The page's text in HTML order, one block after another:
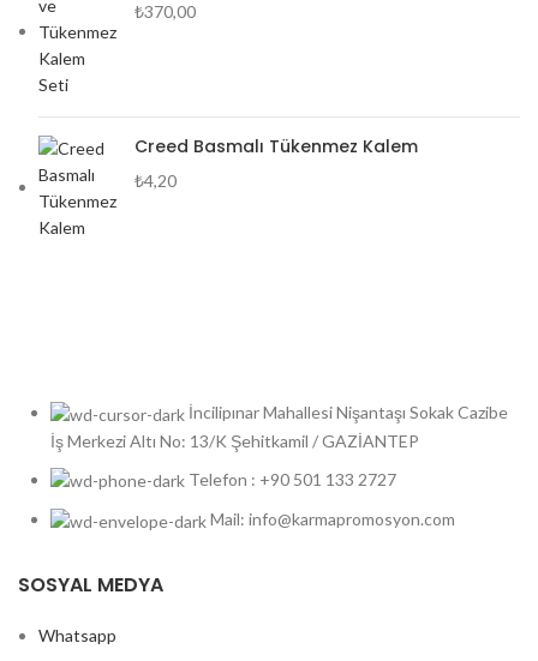
₺370,00
Creed Basmalı Tükenmez Kalem
₺4,20
İncilipınar Mahallesi Nişantaşı Sokak Cazibe
İş Merkezi Altı No: 13/K Şehitkamil / GAZİANTEP
Telefon : +90 501 133 2727
Mail: info@karmapromosyon.com
SOSYAL MEDYA
Whatsapp